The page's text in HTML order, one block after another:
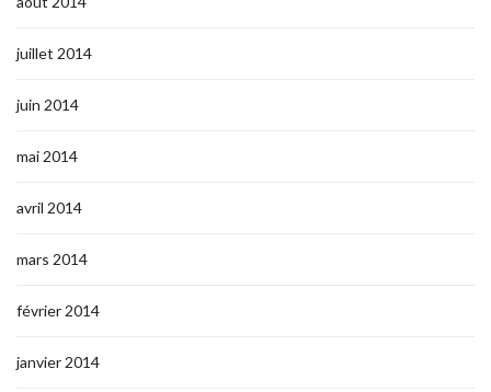
juillet 2014
juin 2014
mai 2014
avril 2014
mars 2014
février 2014
janvier 2014